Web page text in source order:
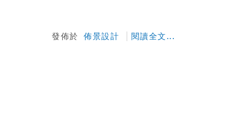
發佈於 佈景設計 閱讀全文...